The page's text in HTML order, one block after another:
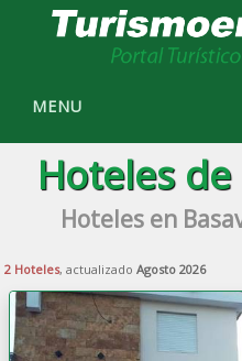
MENU
Hoteles
Hoteles en
2 Hoteles, actualizadoAgosto 2026